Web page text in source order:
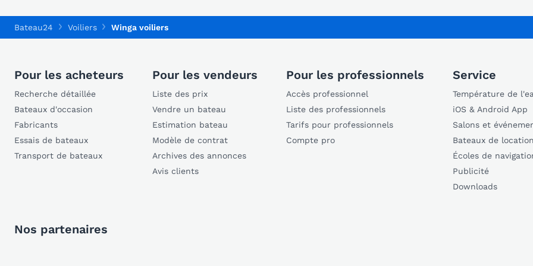
Bateau24 Voiliers Winga voiliers
Pour les acheteurs
Recherche détaillée
Bateaux d'occasion
Fabricants
Essais de bateaux
Transport de bateaux
Pour les vendeurs
Liste des prix
Vendre un bateau
Estimation bateau
Modèle de contrat
Archives des annonces
Avis clients
Pour les professionnels
Accès professionnel
Liste des professionnels
Tarifs pour professionnels
Compte pro
Service
Température de
iOS & Android App
Salons et
Bateaux de location
Écoles de
Publicité
Downloads
Nos partenaires